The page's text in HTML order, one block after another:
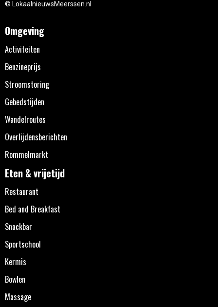
© LokaalnieuwsMeerssen.nl
Omgeving
Activiteiten
Benzineprijs
Stroomstoring
Gebedstijden
Wandelroutes
Overlijdensberichten
Rommelmarkt
Eten & vrijetijd
Restaurant
Bed and Breakfast
Snackbar
Sportschool
Kermis
Bowlen
Massage